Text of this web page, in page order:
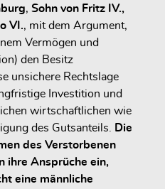
, Sohn von Fritz IV.,
VI., mit dem Argument,
Vermögen und
den Besitz
unsichere Rechtslage
Investition und
wirtschaftlichen wie
des Gutsanteils. Die
des Verstorbenen
ihre Ansprüche ein,
eine männliche